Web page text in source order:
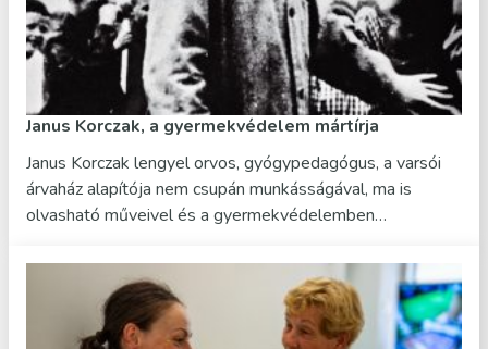
Janus Korczak, a gyermekvédelem mártírja
Janus Korczak lengyel orvos, gyógypedagógus, a varsói
árvaház alapítója nem csupán munkásságával, ma is
olvasható műveivel és a gyermekvédelemben…